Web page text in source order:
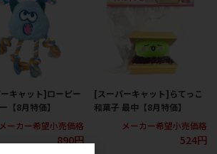
キャット]ローピー
【8月特価】
メーカー希望小売価格
890円
[スーパーキャット]らてっこ
和菓子 最中【8月特価】
メーカー希望小売価格
524円